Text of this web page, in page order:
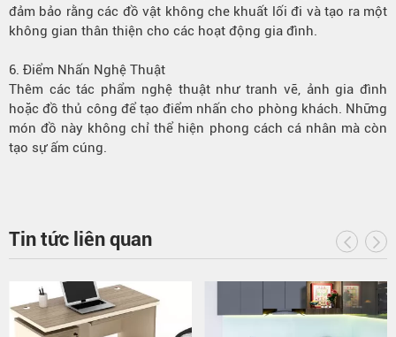
đảm bảo rằng các đồ vật không che khuất lối đi và tạo ra một
không gian thân thiện cho các hoạt động gia đình.
6. Điểm Nhấn Nghệ Thuật
Thêm các tác phẩm nghệ thuật như tranh vẽ, ảnh gia đình
hoặc đồ thủ công để tạo điểm nhấn cho phòng khách. Những
món đồ này không chỉ thể hiện phong cách cá nhân mà còn
tạo sự ấm cúng.
Tin tức liên quan